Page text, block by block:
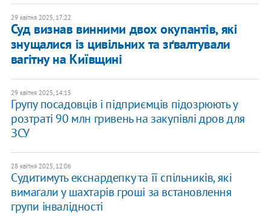
29 квітня 2025, 17:22
Суд визнав винними двох окупантів, які
знущалися із цивільних та зґвалтували
вагітну на Київщині
29 квітня 2025, 14:15
Групу посадовців і підприємців підозрюють у
розтраті 90 млн гривень на закупівлі дров для
ЗСУ
28 квітня 2025, 12:06
Судитимуть екснардепку та її спільників, які
вимагали у шахтарів гроші за встановлення
групи інвалідності